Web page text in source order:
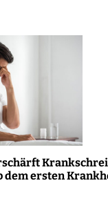
dem ersten